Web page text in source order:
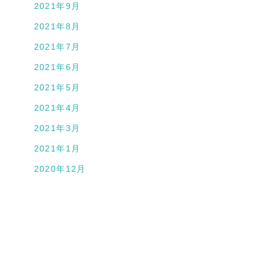
2021年9月
2021年8月
2021年7月
2021年6月
2021年5月
2021年4月
2021年3月
2021年1月
2020年12月